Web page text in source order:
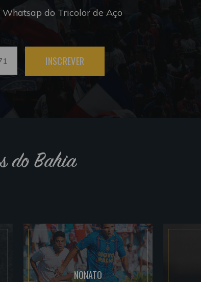
do Tricolor de Aço
INSCREVER
do Bahia
NONATO